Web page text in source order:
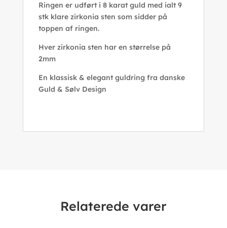
Ringen er udført i 8 karat guld med ialt 9
stk klare zirkonia sten som sidder på
toppen af ringen.
Hver zirkonia sten har en størrelse på
2mm
En klassisk & elegant guldring fra danske
Guld & Sølv Design
Relaterede varer